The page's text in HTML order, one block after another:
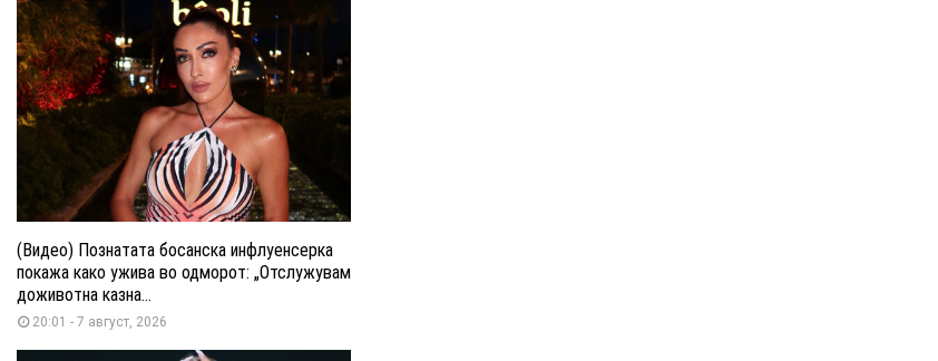
(Видео) Познатата босанска инфлуенсерка
покажа како ужива во одморот: „Отслужувам
доживотна казна...
20:01 - 7 август, 2026